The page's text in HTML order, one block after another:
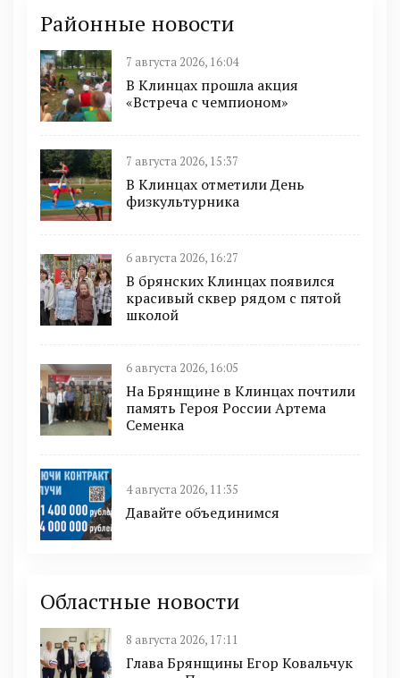
Районные новости
7 августа 2026, 16:04
В Клинцах прошла акция
«Встреча с чемпионом»
7 августа 2026, 15:37
В Клинцах отметили День
физкультурника
6 августа 2026, 16:27
В брянских Клинцах появился
красивый сквер рядом с пятой
школой
6 августа 2026, 16:05
На Брянщине в Клинцах почтили
память Героя России Артема
Семенка
4 августа 2026, 11:35
Давайте объединимся
Областные новости
8 августа 2026, 17:11
Глава Брянщины Егор Ковальчук